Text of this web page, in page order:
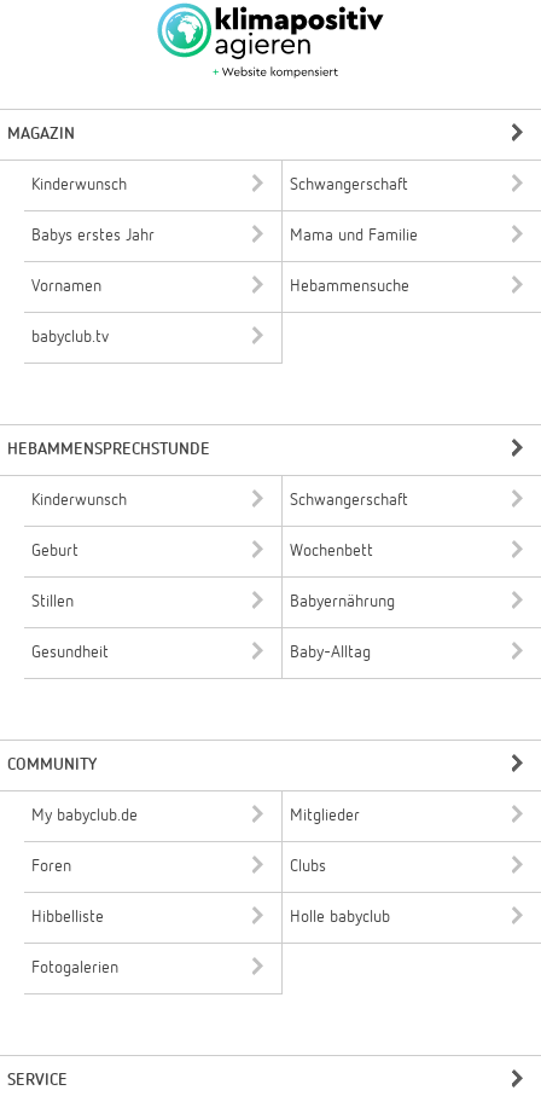
MAGAZIN
Kinderwunsch Schwangerschaft
Babys erstes Jahr Mama und Familie
Vornamen Hebammensuche
babyclub.tv
HEBAMMENSPRECHSTUNDE
Kinderwunsch Schwangerschaft
Geburt Wochenbett
Stillen Babyernährung
Gesundheit Baby-Alltag
COMMUNITY
My babyclub.de Mitglieder
Foren Clubs
Hibbelliste Holle babyclub
Fotogalerien
SERVICE